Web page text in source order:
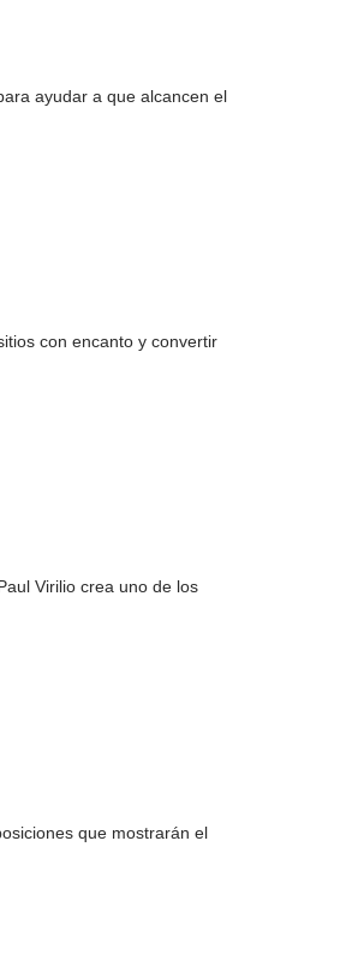
ayudar a que alcancen el
con encanto y convertir
Virilio crea uno de los
que mostrarán el